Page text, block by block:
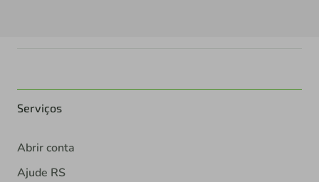
Serviços
Abrir conta
Ajude RS